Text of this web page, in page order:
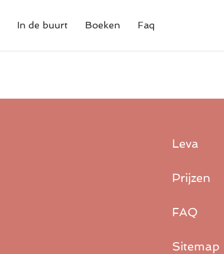
In de buurt Boeken Faq
Leva
Prijzen
FAQ
Sitemap